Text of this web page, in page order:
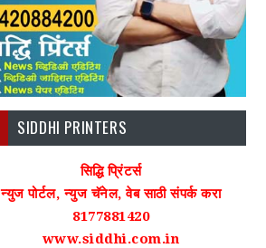
SIDDHI PRINTERS
सिद्धि प्रिंटर्स
न्युज पोर्टल, न्युज चॅनेल, वेब साठी संपर्क करा
8177881420
www.siddhi.com.in